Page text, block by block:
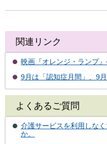
関連リンク
映画『オレンジ・ランプ
9月は「認知症月間」、9
よくあるご質問
介護サービスを利用しな
か。